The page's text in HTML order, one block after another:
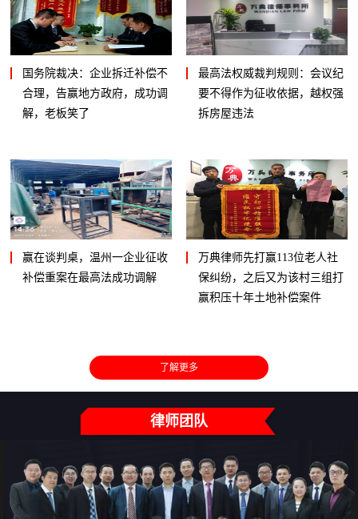
国务院裁决：企业拆迁补偿不
合理，告赢地方政府，成功调
解，老板笑了
最高法权威裁判规则：会议纪
要不得作为征收依据，越权强
拆房屋违法
赢在谈判桌，温州一企业征收
补偿重案在最高法成功调解
万典律师先打赢113位老人社
保纠纷，之后又为该村三组打
赢积压十年土地补偿案件
了解更多
律师团队